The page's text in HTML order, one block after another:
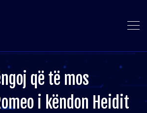
që të mos
i këndon Heidit